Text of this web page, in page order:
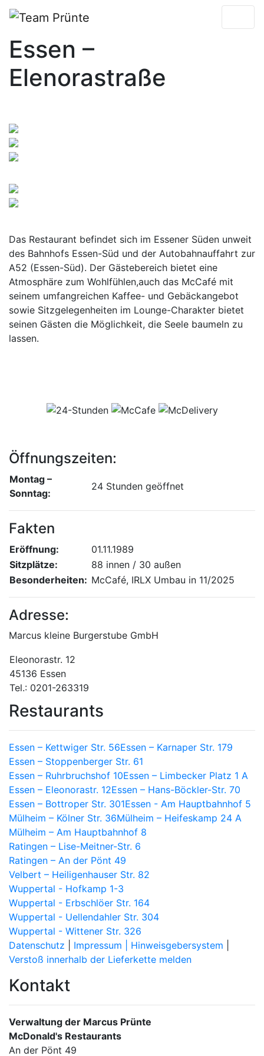
Essen –
Elenorastraße
Das Restaurant befindet sich im Essener Süden unweit
des Bahnhofs Essen-Süd und der Autobahnauffahrt zur
A52 (Essen-Süd). Der Gästebereich bietet eine
Atmosphäre zum Wohlfühlen,auch das McCafé mit
seinem umfangreichen Kaffee- und Gebäckangebot
sowie Sitzgelegenheiten im Lounge-Charakter bietet
seinen Gästen die Möglichkeit, die Seele baumeln zu
lassen.
Öffnungszeiten:
Montag –
Sonntag:
24 Stunden geöffnet
Fakten
Eröffnung:
01.11.1989
Sitzplätze:
88 innen / 30 außen
Besonderheiten: McCafé, IRLX Umbau in 11/2025
Adresse:
Marcus kleine Burgerstube GmbH
Eleonorastr. 12
45136 Essen
Tel.: 0201-263319
Restaurants
Essen – Kettwiger Str. 56Essen – Karnaper Str. 179
Essen – Stoppenberger Str. 61
Essen – Ruhrbruchshof 10Essen – Limbecker Platz 1 A
Essen – Eleonorastr. 12Essen – Hans-Böckler-Str. 70
Essen – Bottroper Str. 301Essen - Am Hauptbahnhof 5
Mülheim – Kölner Str. 36Mülheim – Heifeskamp 24 A
Mülheim – Am Hauptbahnhof 8
Ratingen – Lise-Meitner-Str. 6
Ratingen – An der Pönt 49
Velbert – Heiligenhauser Str. 82
Wuppertal - Hofkamp 1-3
Wuppertal - Erbschlöer Str. 164
Wuppertal - Uellendahler Str. 304
Wuppertal - Wittener Str. 326
Datenschutz
Impressum | Hinweisgebersystem
Verstoß innerhalb der Lieferkette melden
Kontakt
Verwaltung der Marcus Prünte
McDonald's Restaurants
An der Pönt 49